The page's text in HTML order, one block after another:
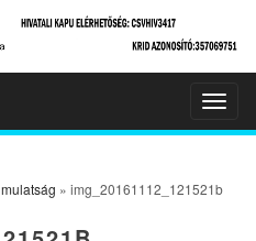
» img_20161112_121521b